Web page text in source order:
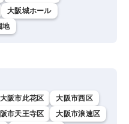
大阪城ホール
地
大阪市此花区
大阪市西区
市天王寺区
大阪市浪速区